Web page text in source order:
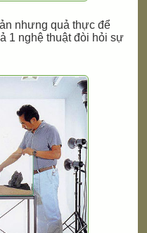
nhưng quả thực để
1 nghệ thuật đòi hỏi sự